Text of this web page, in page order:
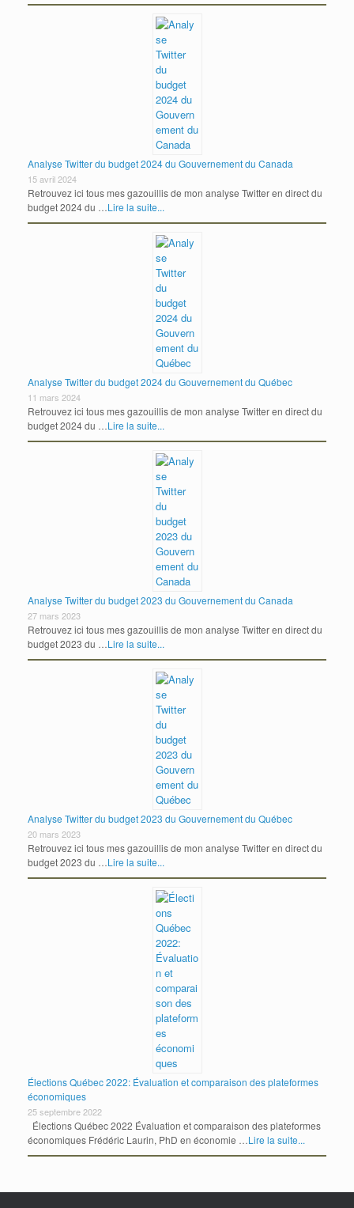
Analyse Twitter du budget 2024 du Gouvernement du Canada
15 avril 2024
Retrouvez ici tous mes gazouillis de mon analyse Twitter en direct du
budget 2024 du …Lire la suite...
Analyse Twitter du budget 2024 du Gouvernement du Québec
11 mars 2024
Retrouvez ici tous mes gazouillis de mon analyse Twitter en direct du
budget 2024 du …Lire la suite...
Analyse Twitter du budget 2023 du Gouvernement du Canada
27 mars 2023
Retrouvez ici tous mes gazouillis de mon analyse Twitter en direct du
budget 2023 du …Lire la suite...
Analyse Twitter du budget 2023 du Gouvernement du Québec
20 mars 2023
Retrouvez ici tous mes gazouillis de mon analyse Twitter en direct du
budget 2023 du …Lire la suite...
Élections Québec 2022: Évaluation et comparaison des plateformes
économiques
25 septembre 2022
Élections Québec 2022 Évaluation et comparaison des plateformes
économiques Frédéric Laurin, PhD en économie …Lire la suite...